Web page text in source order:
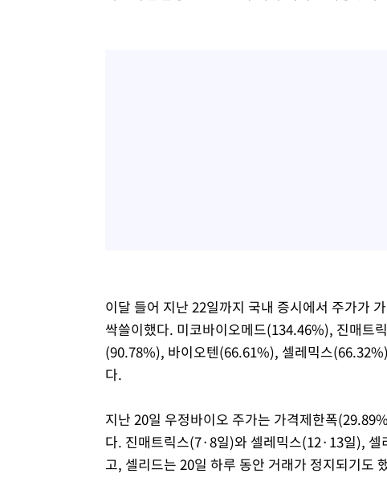
이달 들어 지난 22일까지 국내 증시에서 주가가
싹쓸이했다. 미코바이오메드(134.46%), 진매트
(90.78%), 바이오텐(66.61%), 셀레믹스
다.
지난 20일 우정바이오 주가는 가격제한폭
다. 진매트릭스(7·8일)와 셀레믹스(12·13일),
고, 셀리드는 20일 하루 동안 거래가 정지되기도